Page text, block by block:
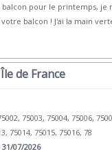
pour le printemps, je
balcon ! J'ai la main
de France
75003, 75004, 75006,
75014, 75015, 75016, 78
31/07/2026